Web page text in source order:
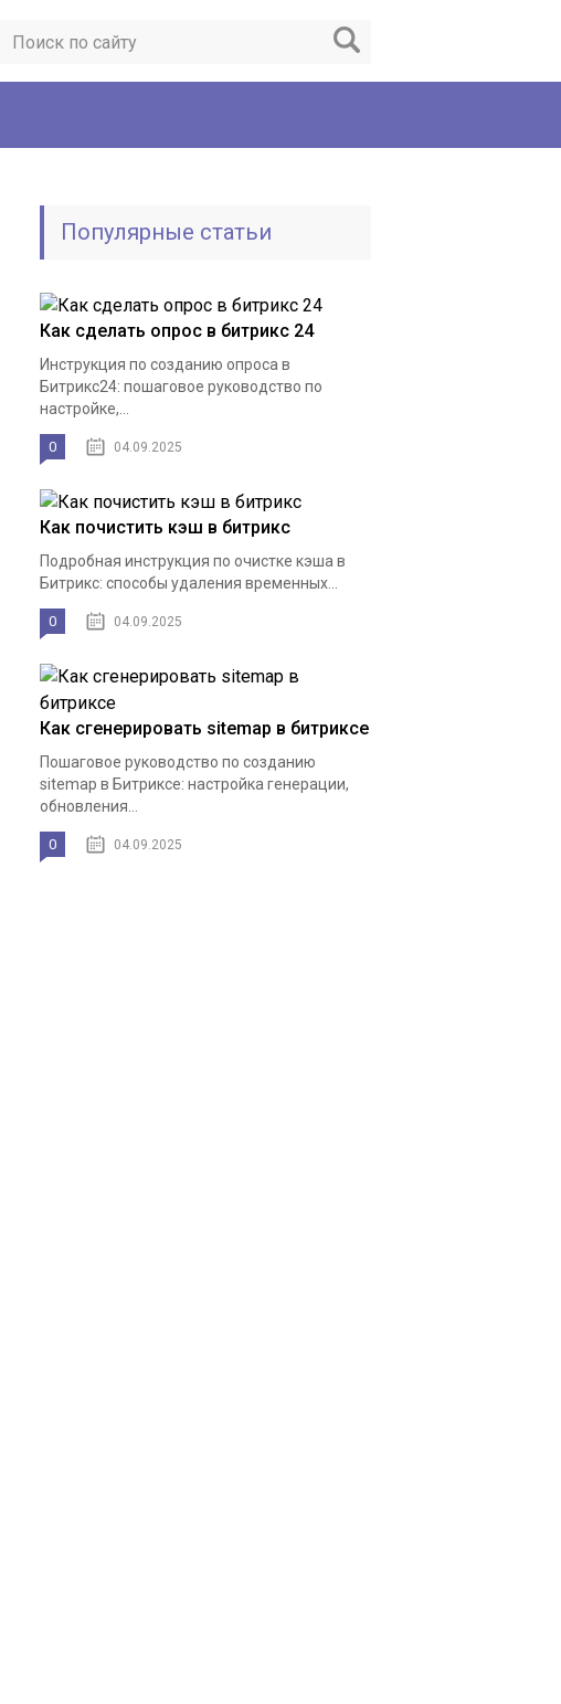
Популярные статьи
Как сделать опрос в битрикс 24
Инструкция по созданию опроса в
Битрикс24: пошаговое руководство по
настройке,...
0 04.09.2025
Как почистить кэш в битрикс
Подробная инструкция по очистке кэша в
Битрикс: способы удаления временных...
0 04.09.2025
Как сгенерировать sitemap в битриксе
Пошаговое руководство по созданию
sitemap в Битриксе: настройка генерации,
обновления...
0 04.09.2025